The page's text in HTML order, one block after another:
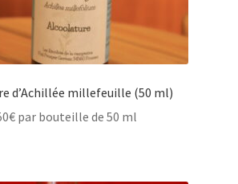
d’Achillée millefeuille (50 ml)
€ par bouteille de 50 ml